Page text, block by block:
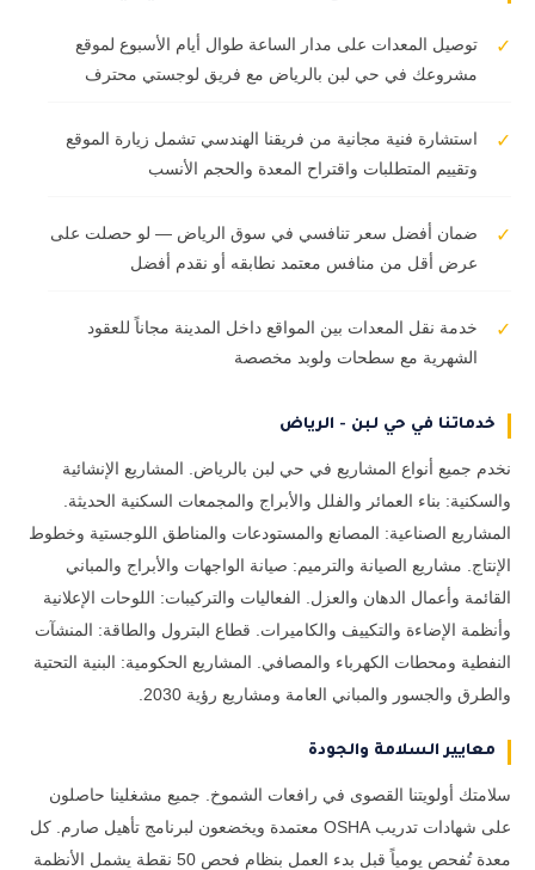
✓
توصيل المعدات على مدار الساعة طوال أيام الأسبوع لموقع
مشروعك في حي لبن بالرياض مع فريق لوجستي محترف
✓
استشارة فنية مجانية من فريقنا الهندسي تشمل زيارة الموقع
وتقييم المتطلبات واقتراح المعدة والحجم الأنسب
✓
ضمان أفضل سعر تنافسي في سوق الرياض — لو حصلت على
عرض أقل من منافس معتمد نطابقه أو نقدم أفضل
✓
خدمة نقل المعدات بين المواقع داخل المدينة مجاناً للعقود
الشهرية مع سطحات ولوبد مخصصة
خدماتنا في حي لبن - الرياض
نخدم جميع أنواع المشاريع في حي لبن بالرياض. المشاريع الإنشائية
والسكنية: بناء العمائر والفلل والأبراج والمجمعات السكنية الحديثة.
المشاريع الصناعية: المصانع والمستودعات والمناطق اللوجستية وخطوط
الإنتاج. مشاريع الصيانة والترميم: صيانة الواجهات والأبراج والمباني
القائمة وأعمال الدهان والعزل. الفعاليات والتركيبات: اللوحات الإعلانية
وأنظمة الإضاءة والتكييف والكاميرات. قطاع البترول والطاقة: المنشآت
النفطية ومحطات الكهرباء والمصافي. المشاريع الحكومية: البنية التحتية
والطرق والجسور والمباني العامة ومشاريع رؤية 2030.
معايير السلامة والجودة
سلامتك أولويتنا القصوى في رافعات الشموخ. جميع مشغلينا حاصلون
على شهادات تدريب OSHA معتمدة ويخضعون لبرنامج تأهيل صارم. كل
معدة تُفحص يومياً قبل بدء العمل بنظام فحص 50 نقطة يشمل الأنظمة